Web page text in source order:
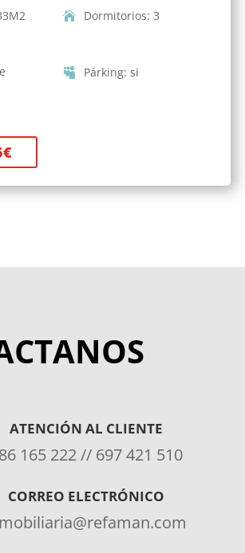
M2 Dormitorios: 3
Párking: si
€
ATENCIÓN AL CLIENTE
165 222 // 697 421 510
CORREO ELECTRÓNICO